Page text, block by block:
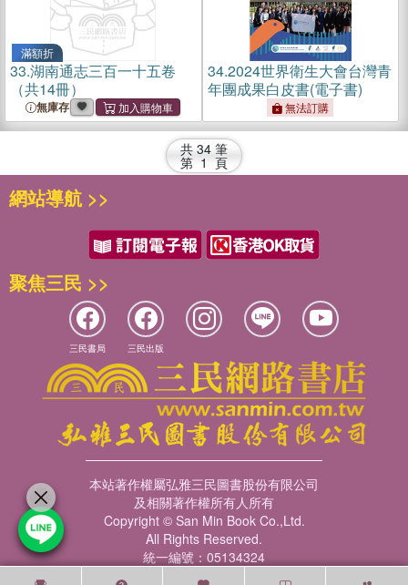
滿額折
33.湖南通志三百一十五卷
（共14冊）
無庫存
34.2024世界衛生大會台灣青
年團成果白皮書(電子書)
無法訂購
共 34 筆
第 1 頁
網站導航 >>
聚焦三民 >>
三民書局 三民出版
本站著作權屬弘雅三民圖書股份有限公司
及相關著作權所有人所有
Copyright © San Min Book Co.,Ltd.
All Rights Reserved.
統一編號：05134324